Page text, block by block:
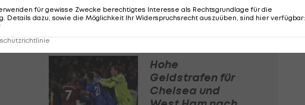
Klubs aus den vier anderen größten europäischen
Spanien – um 5,9 Milliarden Euro.
Hohe
Geldstrafen für
Chelsea und
für gewisse Zwecke berechtigtes Interesse als Rechtsgrundlage für die
Details dazu, sowie die Möglichkeit Ihr Widerspruchsrecht auszuüben, sind hier verfügbar: